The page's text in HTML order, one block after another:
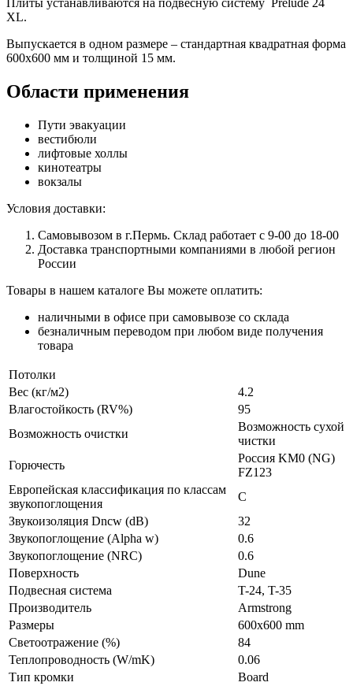
XL.
Выпускается в одном размере – стандартная квадратная форма
600х600 мм и толщиной 15 мм.
Области применения
Пути эвакуации
вестибюли
лифтовые холлы
кинотеатры
вокзалы
Условия доставки:
Самовывозом в г.Пермь. Склад работает с 9-00 до 18-00
Доставка транспортными компаниями в любой регион
России
Товары в нашем каталоге Вы можете оплатить:
наличными в офисе при самовывозе со склада
безналичным переводом при любом виде получения
товара
Потолки
Вес (кг/м2)
4.2
Влагостойкость (RV%)
95
Возможность очистки
Возможность сухой
чистки
Горючесть
Россия KM0 (NG)
FZ123
Европейская классификация по классам
звукопоглощения
C
Звукоизоляция Dncw (dB)
32
Звукопоглощение (Alpha w)
0.6
Звукопоглощение (NRC)
0.6
Поверхность
Dune
Подвесная система
T-24, T-35
Производитель
Armstrong
Размеры
600x600 mm
Светоотражение (%)
84
Теплопроводность (W/mK)
0.06
Тип кромки
Board